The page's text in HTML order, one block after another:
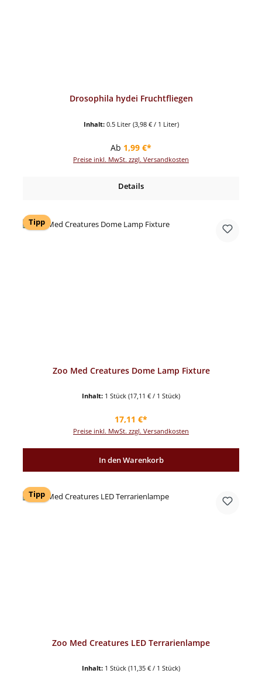
Drosophila hydei Fruchtfliegen
Inhalt: 0.5 Liter (3,98 € / 1 Liter)
Regulärer Preis:
Ab 1,99 €*
Preise inkl. MwSt. zzgl. Versandkosten
Details
Tipp
Zoo Med Creatures Dome Lamp Fixture
Inhalt: 1 Stück (17,11 € / 1 Stück)
Regulärer Preis:
17,11 €*
Preise inkl. MwSt. zzgl. Versandkosten
In den Warenkorb
Tipp
Zoo Med Creatures LED Terrarienlampe
Inhalt: 1 Stück (11,35 € / 1 Stück)